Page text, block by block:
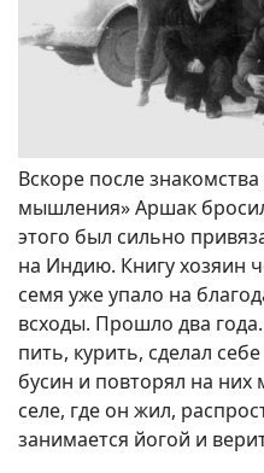
Вскоре после
мышления» Аршак
этого был сильно
на Индию. Книгу хозяин
семя уже упало на
всходы. Прошло два
пить, курить, сделал
бусин и повторял на
селе, где он жил,
занимается йогой и